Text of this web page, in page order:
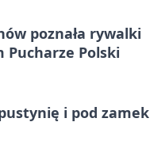
poznała rywalki
Pucharze Polski
i pod zamek